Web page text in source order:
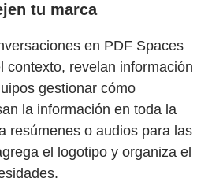
tu marca
en PDF Spaces
contexto, revelan información
gestionar cómo
la información en toda la
resúmenes o audios para las
el logotipo y organiza el